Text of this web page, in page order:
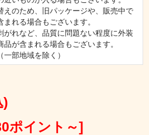
えのため、旧パッケージや、販売中で
まれる場合もございます。
がれなど、品質に問題ない程度に外装
品が含まれる場合もございます。
一部地域を除く）
)
ポイント～]